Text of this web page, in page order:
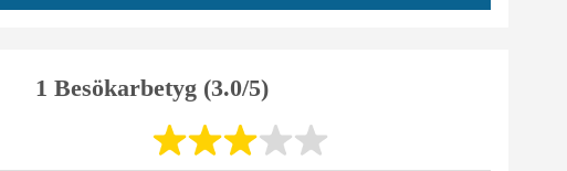
1 Besökarbetyg (3.0/5)